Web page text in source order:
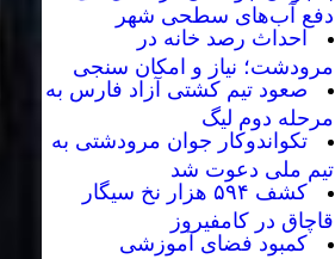
دفع آب‌های سطحی شهر
احداث رصد خانه در
مرودشت؛ نیاز و امکان سنجی
صعود تیم کشتی آزاد فارس به
مرحله دوم لیگ
تکواندوکار جوان مرودشتی به
تیم ملی دعوت شد
کشف ۵۹۴ هزار نخ سیگار
قاچاق در کامفیروز
کمبود فضای آموزشی